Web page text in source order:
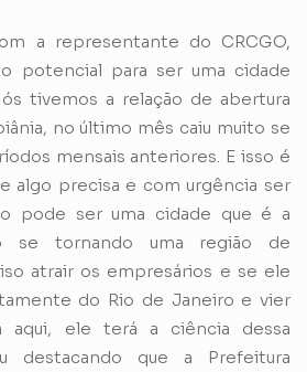
a representante do CRCGO,
potencial para ser uma cidade
tivemos a relação de abertura
no último mês caiu muito se
mensais anteriores. E isso é
algo precisa e com urgência ser
pode ser uma cidade que é a
se tornando uma região de
atrair os empresários e se ele
do Rio de Janeiro e vier
aqui, ele terá a ciência dessa
destacando que a Prefeitura